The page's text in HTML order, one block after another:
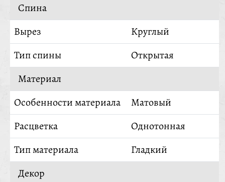
Спина
Вырез
Круглый
Тип спины
Открытая
Материал
Особенности материала
Матовый
Расцветка
Однотонная
Тип материала
Гладкий
Декор